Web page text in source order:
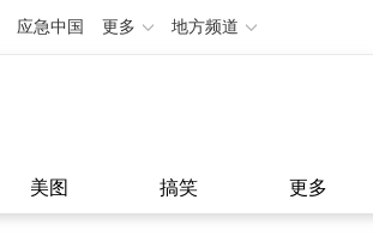
应急中国 更多 地方频道
美图 搞笑 更多